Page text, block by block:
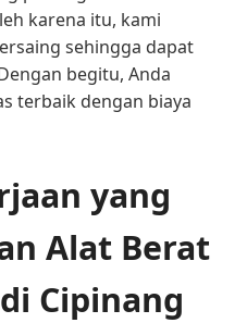
karena itu, kami
sehingga dapat
begitu, Anda
terbaik dengan biaya
yang
Alat Berat
Cipinang